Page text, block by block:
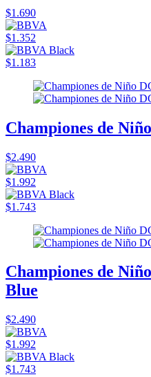
$1.690
$1.352
$1.183
Championes de
$2.490
$1.992
$1.743
Championes de
Blue
$2.490
$1.992
$1.743